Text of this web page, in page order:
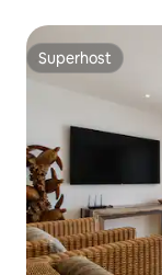
Superhost
Superhost